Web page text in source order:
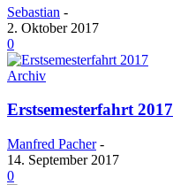
Sebastian -
2. Oktober 2017
0
Archiv
Erstsemesterfahrt 2017
Manfred Pacher -
14. September 2017
0